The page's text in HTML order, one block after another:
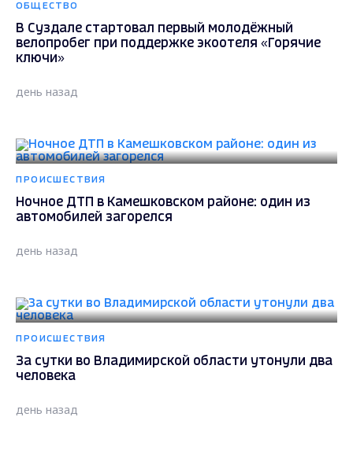
ОБЩЕСТВО
В Суздале стартовал первый молодёжный
велопробег при поддержке экоотеля «Горячие
ключи»
день назад
ПРОИСШЕСТВИЯ
Ночное ДТП в Камешковском районе: один из
автомобилей загорелся
день назад
ПРОИСШЕСТВИЯ
За сутки во Владимирской области утонули два
человека
день назад